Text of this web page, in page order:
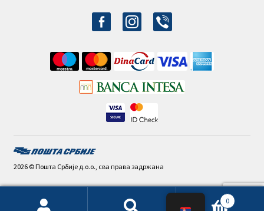
facebook-
alt
instagram
viber
2026 © Пошта Србије д.о.о., сва права задржана
0